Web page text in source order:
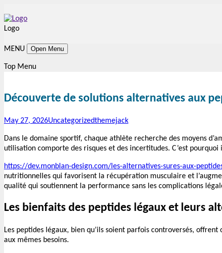
Logo
MENU Open Menu
Top Menu
Découverte de solutions alternatives aux
May 27, 2026Uncategorizedthemejack
Dans le domaine sportif, chaque athlète recherche des moyens
utilisation comporte des risques et des incertitudes. C’est
https://dev.monblan-design.com/les-alternatives-sures-aux-
nutritionnelles qui favorisent la récupération musculaire et
qualité qui soutiennent la performance sans les complications
Les bienfaits des peptides légaux et leurs
Les peptides légaux, bien qu’ils soient parfois controversés,
aux mêmes besoins.